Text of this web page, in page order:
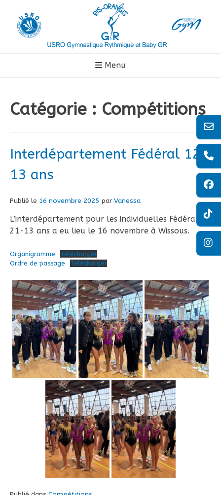
contenu
Menu
Catégorie : Compétitions
Interdépartement Fédéral 12-
13 ans
Publié le 16 novembre 2025 par Vanessa
L’interdépartement pour les individuelles Fédérales
21-13 ans a eu lieu le 16 novembre à Wissous.
Organigramme
Télécharger
Ordre de passage
Télécharger